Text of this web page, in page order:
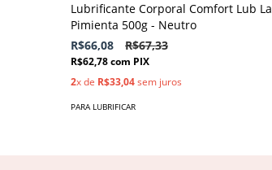
Lubrificante Corporal Comfort Lub La
Pimienta 500g - Neutro
R$66,08
R$67,33
R$62,78com PIX
2x de R$33,04sem juros
PARA LUBRIFICAR